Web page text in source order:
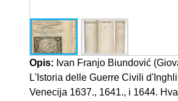
Opis: Ivan Franjo Biundović
L'Istoria delle Guerre Civili
Venecija 1637., 1641., i 1644.